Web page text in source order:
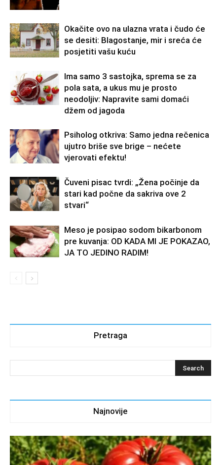
Okačite ovo na ulazna vrata i čudo će
se desiti: Blagostanje, mir i sreća će
posjetiti vašu kuću
Ima samo 3 sastojka, sprema se za
pola sata, a ukus mu je prosto
neodoljiv: Napravite sami domaći
džem od jagoda
Psiholog otkriva: Samo jedna rečenica
ujutro briše sve brige – nećete
vjerovati efektu!
Čuveni pisac tvrdi: „Žena počinje da
stari kad počne da sakriva ove 2
stvari“
Meso je posipao sodom bikarbonom
pre kuvanja: OD KADA MI JE POKAZAO,
JA TO JEDINO RADIM!
Pretraga
Najnovije